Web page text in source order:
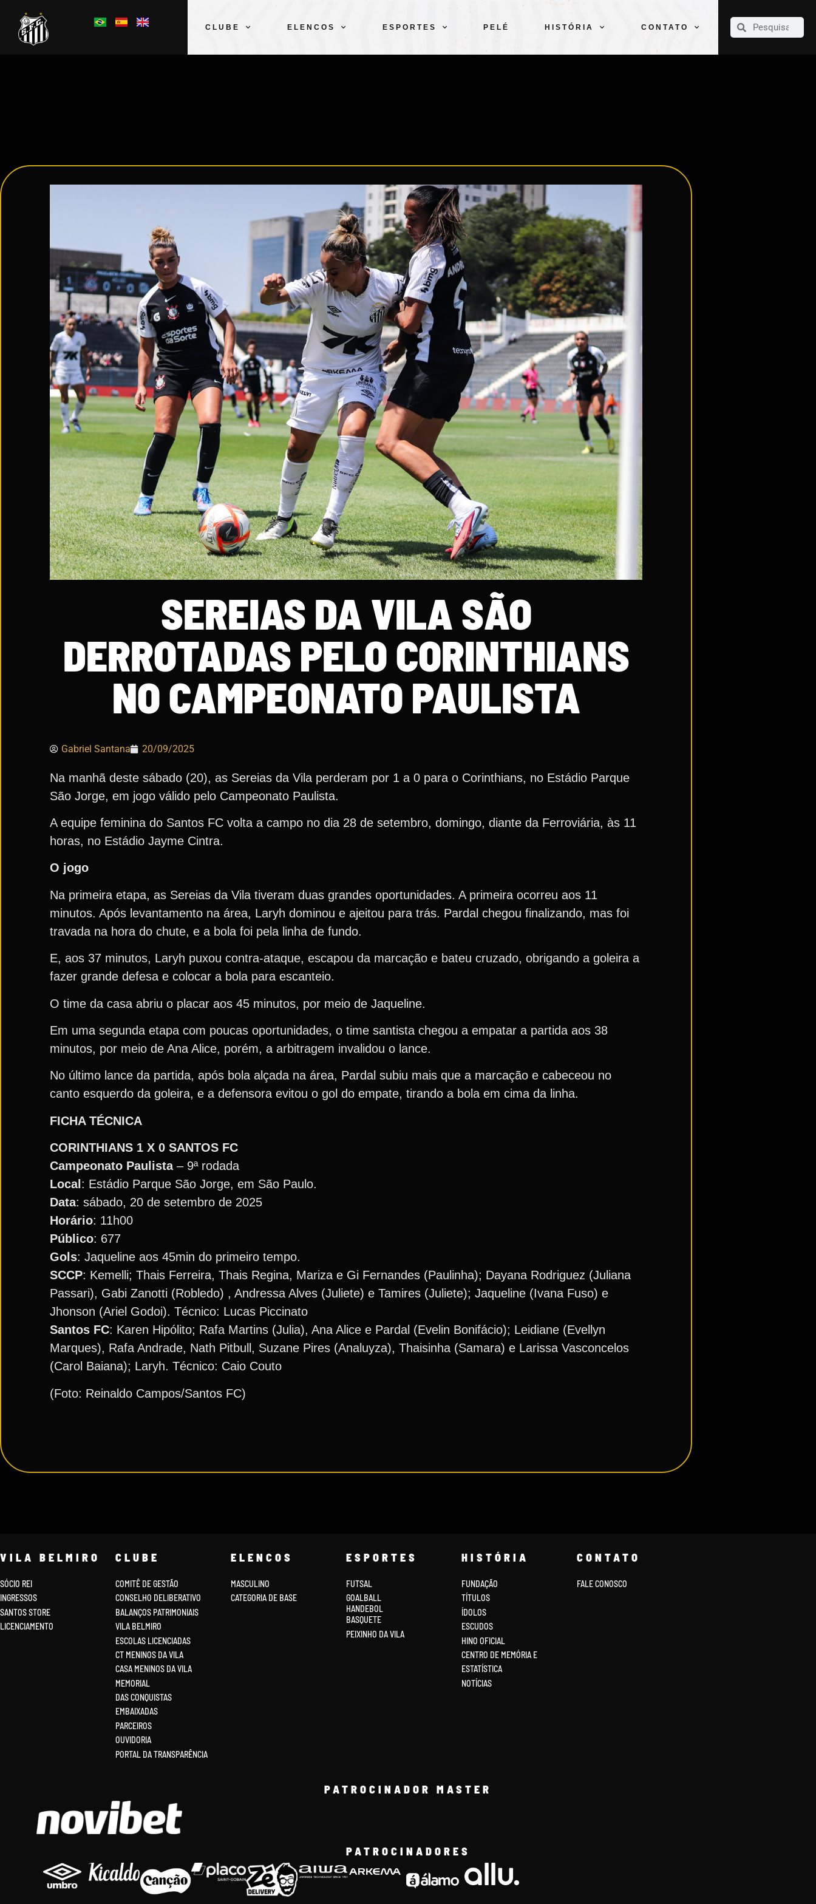
CLUBE ELENCOS ESPORTES PELÉ HISTÓRIA CONTATO
CLUBE
SEREIAS DA VILA SÃO
DERROTADAS PELO CORINTHIANS
NO CAMPEONATO PAULISTA
Gabriel Santana 20/09/2025
Na manhã deste sábado (20), as Sereias da Vila perderam por 1 a 0 para o Corinthians, no Estádio Parque
São Jorge, em jogo válido pelo Campeonato Paulista.
A equipe feminina do Santos FC volta a campo no dia 28 de setembro, domingo, diante da Ferroviária, às 11
horas, no Estádio Jayme Cintra.
O jogo
Na primeira etapa, as Sereias da Vila tiveram duas grandes oportunidades. A primeira ocorreu aos 11
minutos. Após levantamento na área, Laryh dominou e ajeitou para trás. Pardal chegou finalizando, mas foi
travada na hora do chute, e a bola foi pela linha de fundo.
E, aos 37 minutos, Laryh puxou contra-ataque, escapou da marcação e bateu cruzado, obrigando a goleira a
fazer grande defesa e colocar a bola para escanteio.
O time da casa abriu o placar aos 45 minutos, por meio de Jaqueline.
Em uma segunda etapa com poucas oportunidades, o time santista chegou a empatar a partida aos 38
minutos, por meio de Ana Alice, porém, a arbitragem invalidou o lance.
No último lance da partida, após bola alçada na área, Pardal subiu mais que a marcação e cabeceou no
canto esquerdo da goleira, e a defensora evitou o gol do empate, tirando a bola em cima da linha.
FICHA TÉCNICA
CORINTHIANS 1 X 0 SANTOS FC
Campeonato Paulista– 9ª rodada
Local : Estádio Parque São Jorge, em São Paulo.
Data: sábado, 20 de setembro de 2025
Horário: 11h00
Público: 677
Gols: Jaqueline aos 45min do primeiro tempo.
SCCP: Kemelli; Thais Ferreira, Thais Regina, Mariza e Gi Fernandes (Paulinha); Dayana Rodriguez (Juliana
Passari), Gabi Zanotti (Robledo) , Andressa Alves (Juliete) e Tamires (Juliete); Jaqueline (Ivana Fuso) e
Jhonson (Ariel Godoi). Técnico: Lucas Piccinato
Santos FC: Karen Hipólito; Rafa Martins (Julia), Ana Alice e Pardal (Evelin Bonifácio); Leidiane (Evellyn
Marques), Rafa Andrade, Nath Pitbull, Suzane Pires (Analuyza), Thaisinha (Samara) e Larissa Vasconcelos
(Carol Baiana); Laryh. Técnico: Caio Couto
(Foto: Reinaldo Campos/Santos FC)
VILA BELMIRO
SÓCIO REI
INGRESSOS
SANTOS STORE
LICENCIAMENTO
CLUBE
COMITÊ DE GESTÃO
CONSELHO DELIBERATIVO
BALANÇOS PATRIMONIAIS
VILA BELMIRO
ESCOLAS LICENCIADAS
CT MENINOS DA VILA
CASA MENINOS DA VILA
MEMORIAL
DAS CONQUISTAS
EMBAIXADAS
PARCEIROS
OUVIDORIA
PORTAL DA TRANSPARÊNCIA
ELENCOS
MASCULINO
CATEGORIA DE BASE
ESPORTES
FUTSAL
GOALBALL
HANDEBOL
BASQUETE
PEIXINHO DA VILA
HISTÓRIA
FUNDAÇÃO
TÍTULOS
ÍDOLOS
ESCUDOS
HINO OFICIAL
CENTRO DE MEMÓRIA E
ESTATÍSTICA
NOTÍCIAS
CONTATO
FALE CONOSCO
PATROCINADOR MASTER
PATROCINADORES